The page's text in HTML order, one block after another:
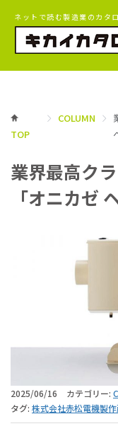
ネットで読む製造業のカタ
TOP
COLUMN
業界最高ク
「オニカゼ
2025/06/16 カテゴリー:
タグ: 株式会社赤松電機製